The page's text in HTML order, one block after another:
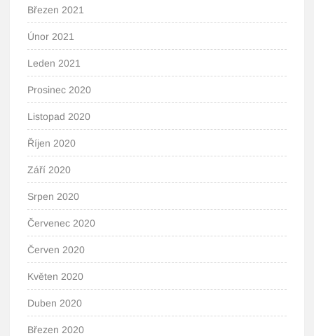
Březen 2021
Únor 2021
Leden 2021
Prosinec 2020
Listopad 2020
Říjen 2020
Září 2020
Srpen 2020
Červenec 2020
Červen 2020
Květen 2020
Duben 2020
Březen 2020